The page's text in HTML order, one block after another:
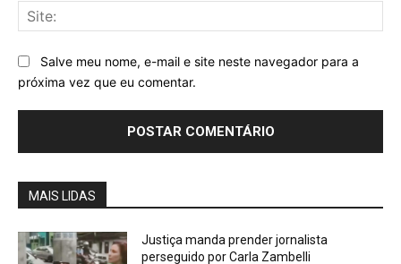
Salve meu nome, e-mail e site neste navegador para a
próxima vez que eu comentar.
MAIS LIDAS
Justiça manda prender jornalista
perseguido por Carla Zambelli